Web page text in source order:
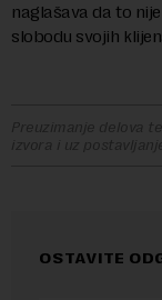
naglašava da to
slobodu svojih
Preuzimanje delova
izvora i uz
OSTAVITE